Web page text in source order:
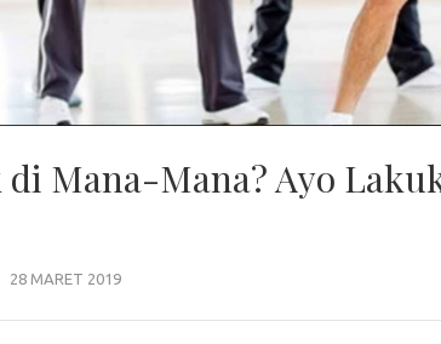
di Mana-Mana? Ayo
28 MARET 2019